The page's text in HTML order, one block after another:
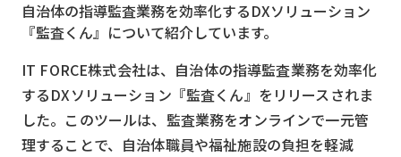
VPN
スマート〇〇
スマート農業
ドローン
自治体の指導監査業務を効率化するDXソリューション
『監査くん』について紹介しています。
IT FORCE株式会社は、自治体の指導監査業務を効率化
するDXソリューション『監査くん』をリリースされま
した。このツールは、監査業務をオンラインで一元管
理することで、自治体職員や福祉施設の負担を軽減